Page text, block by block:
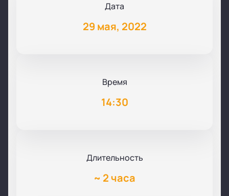
Дата
29 мая, 2022
Время
14:30
Длительность
~ 2 часа